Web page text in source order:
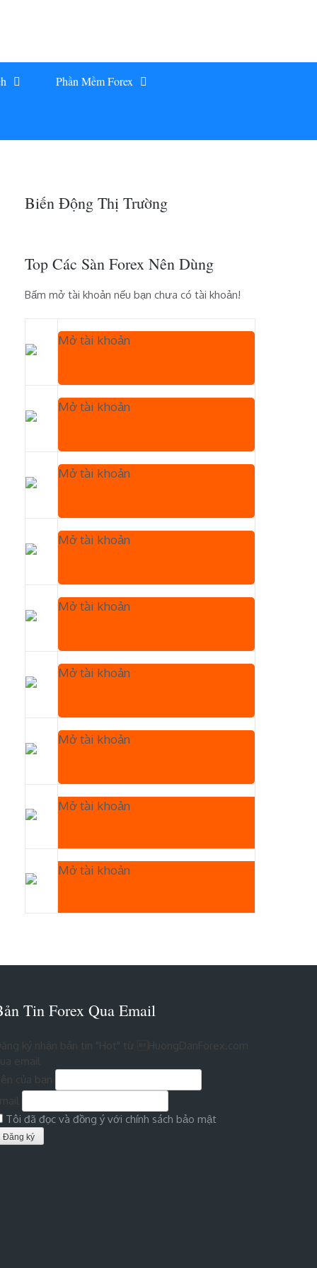
Phần Mềm Forex
Biến Động Thị Trường
Top Các Sàn Forex Nên Dùng
Bấm mở tài khoản nếu bạn chưa có tài khoản!
Mở tài khoản
Mở tài khoản
Mở tài khoản
Mở tài khoản
Mở tài khoản
Mở tài khoản
Mở tài khoản
Mở tài khoản
Mở tài khoản
Tin Forex Qua Email
Đăng ký nhận bản tin "Hot" từ HuongDanForex.com
Tôi đã đọc và đồng ý với chính sách bảo mật